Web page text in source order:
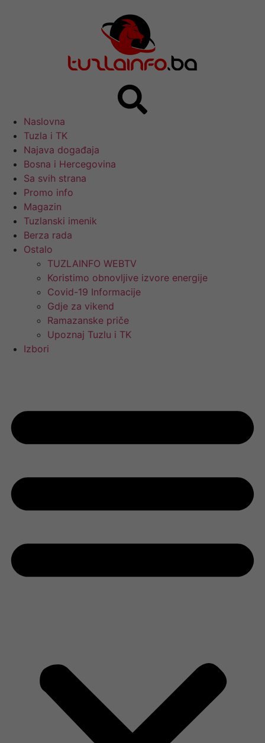
Naslovna
Tuzla i TK
Najava događaja
Bosna i Hercegovina
Sa svih strana
Promo info
Magazin
Tuzlanski imenik
Berza rada
Ostalo
TUZLAINFO WEBTV
Koristimo obnovljive izvore energije
Covid-19 Informacije
Gdje za vikend
Ramazanske priče
Upoznaj Tuzlu i TK
Izbori